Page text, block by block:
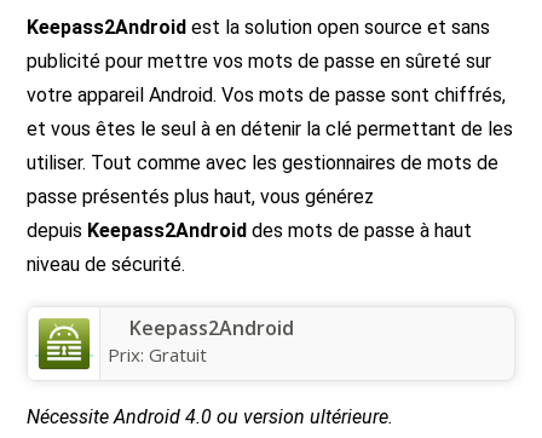
Keepass2Androidest la solution open source et sans
publicité pour mettre vos mots de passe en sûreté sur
votre appareil Android. Vos mots de passe sont chiffrés,
et vous êtes le seul à en détenir la clé permettant de les
utiliser. Tout comme avec les gestionnaires de mots de
passe présentés plus haut, vous générez
depuis Keepass2Androiddes mots de passe à haut
niveau de sécurité.
Keepass2Android
Prix:Gratuit
Nécessite Android 4.0 ou version ultérieure.